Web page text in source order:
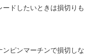
ドしたいときは損切りも
ピンマーチンで損切しな